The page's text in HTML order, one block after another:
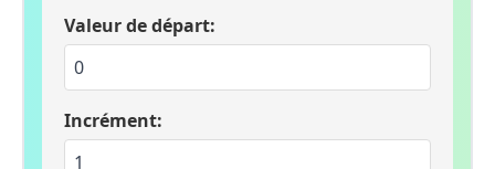
Valeur de départ:
Incrément: